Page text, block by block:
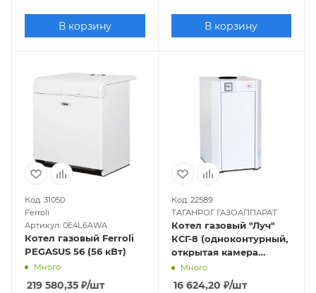
В корзину В корзину
Код: 31050
Ferroli
Артикул: 0E4L6AWA
Котел газовый Ferroli
PEGASUS 56 (56 кВт)
Много
219 580,35 ₽/шт
Код: 22589
ТАГАНРОГ ГАЗОАППАРАТ
Котел газовый "Луч"
КСГ-8 (одноконтурный,
открытая камера
сгорания)
Много
16 624,20 ₽/шт